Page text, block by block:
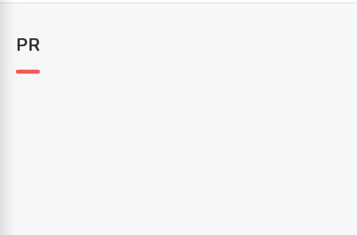
PR